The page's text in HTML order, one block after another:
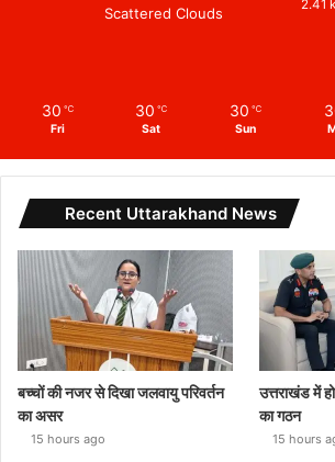
Scattered Clouds 2.41
30 ℃
Fri
30 ℃
Sat
30 ℃
Sun
Recent Uttarakhand News
बच्चों की नजर से दिखा जलवायु परिवर्तन
का असर
15 hours ago
उत्तराखंड में
का गठन
15 hours